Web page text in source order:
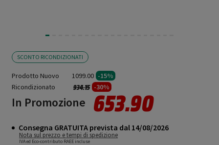
SCONTO RICONDIZIONATI
Prodotto Nuovo 1099.00 -15%
Ricondizionato
Prezzo ridotto da
934.15a -30%
In Promozione 653.90
Consegna GRATUITA prevista dal 14/08/2026
Nota sul prezzo e tempi di spedizione
IVA ed Eco-contributo RAEE incluse